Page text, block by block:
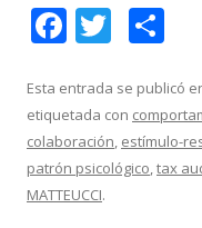
F
e
b
o
o
T
itt
er
m
p
ar
Esta entrada se publicó
etiquetada con
colaboración, estímulo-
patrón psicológico,tax
MATTEUCCI.